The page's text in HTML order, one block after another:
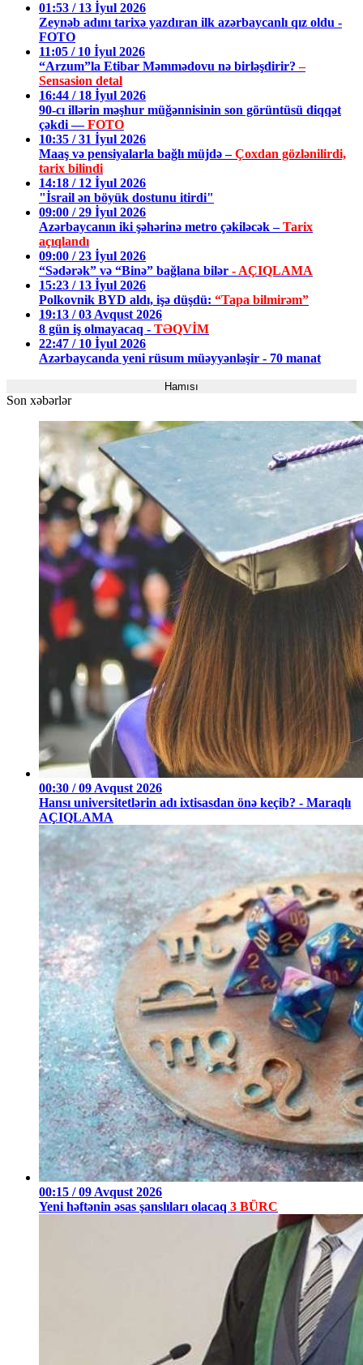
01:53 / 13 İyul 2026
Zeynəb adını tarixə yazdıran ilk azərbaycanlı qız oldu -
FOTO
11:05 / 10 İyul 2026
“Arzum”la Etibar Məmmədovu nə birləşdirir?–
Sensasion detal
16:44 / 18 İyul 2026
90-cı illərin məşhur müğənnisinin son görüntüsü diqqət
çəkdi —FOTO
10:35 / 31 İyul 2026
Maaş və pensiyalarla bağlı müjdə –Çoxdan gözlənilirdi,
tarix bilindi
14:18 / 12 İyul 2026
"İsrail ən böyük dostunu itirdi"
09:00 / 29 İyul 2026
Azərbaycanın iki şəhərinə metro çəkiləcək –Tarix
açıqlandı
09:00 / 23 İyul 2026
“Sədərək” və “Binə” bağlana bilər - AÇIQLAMA
15:23 / 13 İyul 2026
Polkovnik BYD aldı, işə düşdü: “Tapa bilmirəm”
19:13 / 03 Avqust 2026
8 gün iş olmayacaq - TƏQVİM
22:47 / 10 İyul 2026
Azərbaycanda yeni rüsum müəyyənləşir - 70 manat
Hamısı
Son xəbərlər
00:30 / 09 Avqust 2026
Hansı universitetlərin adı ixtisasdan önə keçib? - Maraqlı
AÇIQLAMA
00:15 / 09 Avqust 2026
Yeni həftənin əsas şanslıları olacaq 3 BÜRC